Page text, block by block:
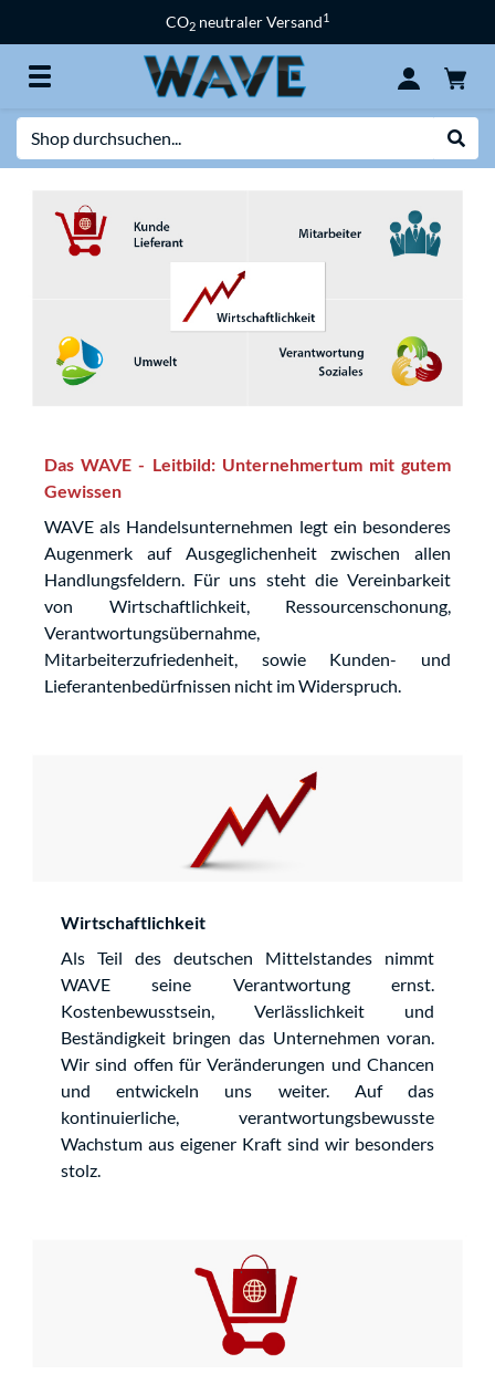
CO2 neutraler Versand1
Das WAVE - Leitbild: Unternehmertum mit gutem
Gewissen
WAVE als Handelsunternehmen legt ein besonderes
Augenmerk auf Ausgeglichenheit zwischen allen
Handlungsfeldern. Für uns steht die Vereinbarkeit
von Wirtschaftlichkeit, Ressourcenschonung,
Verantwortungsübernahme,
Mitarbeiterzufriedenheit, sowie Kunden- und
Lieferantenbedürfnissen nicht im Widerspruch.
Wirtschaftlichkeit
Als Teil des deutschen Mittelstandes nimmt
WAVE seine Verantwortung ernst.
Kostenbewusstsein, Verlässlichkeit und
Beständigkeit bringen das Unternehmen voran.
Wir sind offen für Veränderungen und Chancen
und entwickeln uns weiter. Auf das
kontinuierliche, verantwortungsbewusste
Wachstum aus eigener Kraft sind wir besonders
stolz.